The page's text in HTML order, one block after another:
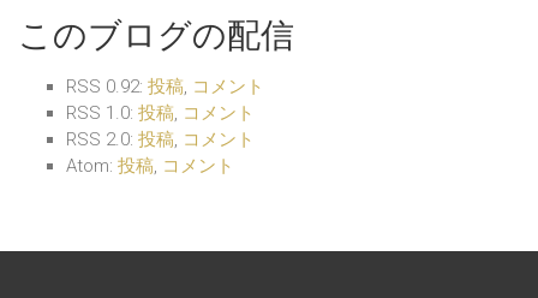
このブログの配信
RSS 0.92: 投稿, コメント
RSS 1.0: 投稿, コメント
RSS 2.0: 投稿, コメント
Atom: 投稿, コメント